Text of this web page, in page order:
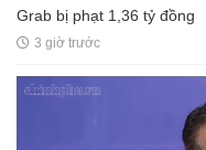
Grab bị phạt 1,36 tỷ đồng
3 giờ trước